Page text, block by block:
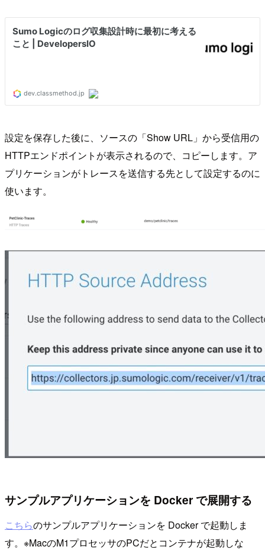
設定を保存した後に、ソースの「Show URL」から受信用の
HTTPエンドポイントが表示されるので、コピーします。ア
プリケーションがトレースを送信する先として設定するのに
使います。
サンプルアプリケーションを Docker で展開する
こちらのサンプルアプリケーションを Docker で起動しま
す。※MacのM1プロセッサのPCだとコンテナが起動しな